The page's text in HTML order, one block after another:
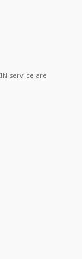
service are